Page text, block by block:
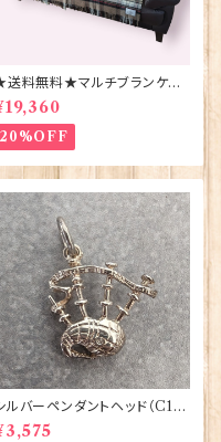
料無料★マルチブランケット
CAMEL STEWART】Bront
by Moon 00185-A
20%OFF
ルバーペンダントヘッド（C1
バグパイプ ORTAK 70158